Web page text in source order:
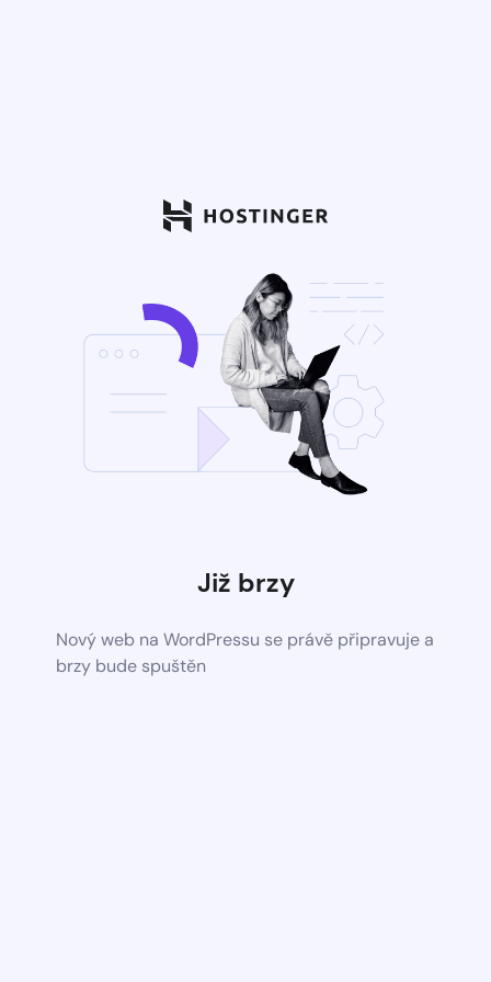
Již brzy
Nový web na WordPressu se právě připravuje a
brzy bude spuštěn